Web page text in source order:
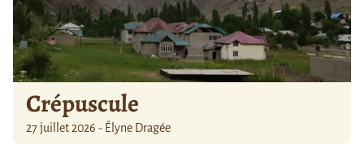
Crépuscule
27 juillet 2026 - Élyne Dragée